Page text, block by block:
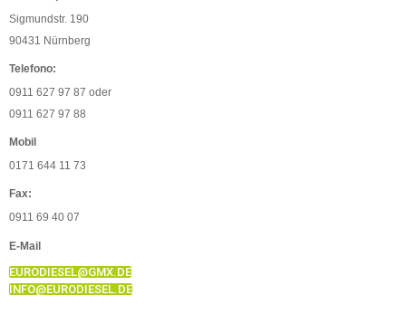
Sigmundstr. 190
90431 Nürnberg
Telefono:
0911 627 97 87 oder
0911 627 97 88
Mobil
0171 644 11 73
Fax:
0911 69 40 07
E-Mail
EURODIESEL@GMX.DE
INFO@EURODIESEL.DE